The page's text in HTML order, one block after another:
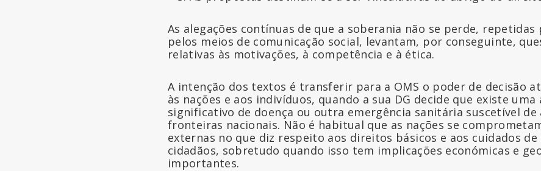
As alegações contínuas de que a soberania não se perde,
pelos meios de comunicação social, levantam, por conseguinte,
relativas às motivações, à competência e à ética.
A intenção dos textos é transferir para a OMS o poder de decisão
às nações e aos indivíduos, quando a sua DG decide que existe
significativo de doença ou outra emergência sanitária suscetível de
fronteiras nacionais. Não é habitual que as nações se
externas no que diz respeito aos direitos básicos e aos cuidados de
cidadãos, sobretudo quando isso tem implicações económicas e
importantes.